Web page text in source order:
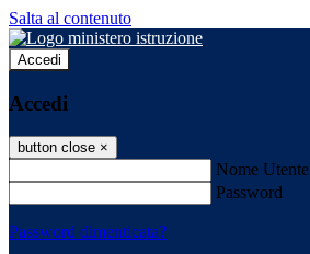
Salta al contenuto
Accedi
Accedi
button close ×
Nome Utente
Password
Password dimenticata?